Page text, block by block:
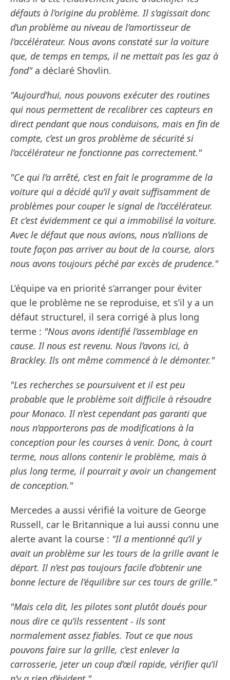
défauts à l’origine du problème. Il s’agissait donc
d’un problème au niveau de l’amortisseur de
l’accélérateur. Nous avons constaté sur la voiture
que, de temps en temps, il ne mettait pas les gaz à
fond"a déclaré Shovlin.
"Aujourd’hui, nous pouvons exécuter des routines
qui nous permettent de recalibrer ces capteurs en
direct pendant que nous conduisons, mais en fin de
compte, c’est un gros problème de sécurité si
l’accélérateur ne fonctionne pas correctement."
"Ce qui l’a arrêté, c’est en fait le programme de la
voiture qui a décidé qu’il y avait suffisamment de
problèmes pour couper le signal de l’accélérateur.
Et c’est évidemment ce qui a immobilisé la voiture.
Avec le défaut que nous avions, nous n’allions de
toute façon pas arriver au bout de la course, alors
nous avons toujours péché par excès de prudence."
L’équipe va en priorité s’arranger pour éviter
que le problème ne se reproduise, et s’il y a un
défaut structurel, il sera corrigé à plus long
terme : "Nous avons identifié l’assemblage en
cause. Il nous est revenu. Nous l’avons ici, à
Brackley. Ils ont même commencé à le démonter."
"Les recherches se poursuivent et il est peu
probable que le problème soit difficile à résoudre
pour Monaco. Il n’est cependant pas garanti que
nous n’apporterons pas de modifications à la
conception pour les courses à venir. Donc, à court
terme, nous allons contenir le problème, mais à
plus long terme, il pourrait y avoir un changement
de conception."
Mercedes a aussi vérifié la voiture de George
Russell, car le Britannique a lui aussi connu une
alerte avant la course : "Il a mentionné qu’il y
avait un problème sur les tours de la grille avant le
départ. Il n’est pas toujours facile d’obtenir une
bonne lecture de l’équilibre sur ces tours de grille."
"Mais cela dit, les pilotes sont plutôt doués pour
nous dire ce qu’ils ressentent - ils sont
normalement assez fiables. Tout ce que nous
pouvons faire sur la grille, c’est enlever la
carrosserie, jeter un coup d’œil rapide, vérifier qu’il